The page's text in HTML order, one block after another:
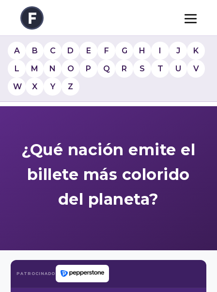
A B C D E F G H I J
K
L
M N O P Q R S T U
V
W
X Y Z
¿Qué nación emite el
billete más colorido
del planeta?
PATROCINADO